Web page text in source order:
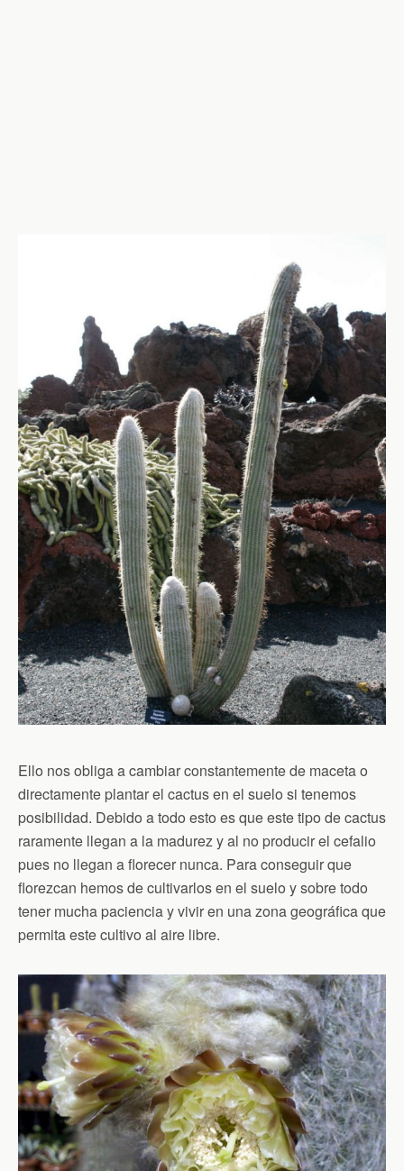
Ello nos obliga a cambiar constantemente de maceta o
directamente plantar el cactus en el suelo si tenemos
posibilidad. Debido a todo esto es que este tipo de cactus
raramente llegan a la madurez y al no producir el cefalio
pues no llegan a florecer nunca. Para conseguir que
florezcan hemos de cultivarlos en el suelo y sobre todo
tener mucha paciencia y vivir en una zona geográfica que
permita este cultivo al aire libre.